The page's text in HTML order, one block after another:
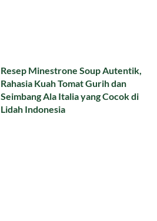
Resep Minestrone Soup Autentik,
Rahasia Kuah Tomat Gurih dan
Seimbang Ala Italia yang Cocok di
Lidah Indonesia